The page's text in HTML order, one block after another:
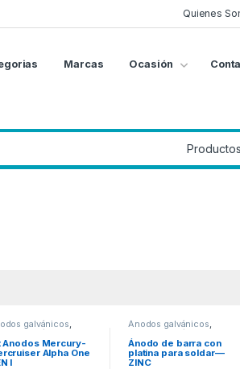
Quienes
Marcas Ocasión
galvánicos,
galvánicos
Anodos Mercury-
Alpha One
I
Ánodos galvánicos,
Anodos galvánicos
Ánodo de barra con
platina para soldar—
ZINC